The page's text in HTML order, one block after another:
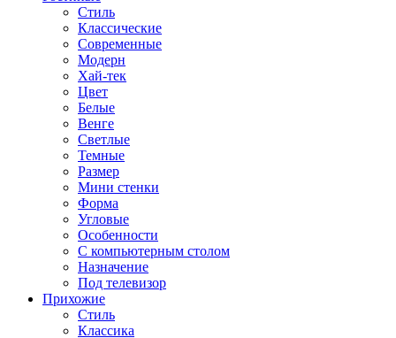
Стиль
Классические
Современные
Модерн
Хай-тек
Цвет
Белые
Венге
Светлые
Темные
Размер
Мини стенки
Форма
Угловые
Особенности
С компьютерным столом
Назначение
Под телевизор
Прихожие
Стиль
Классика